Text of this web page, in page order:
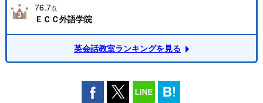
76.7点
ＥＣＣ外語学院
英会話教室ランキングを見る